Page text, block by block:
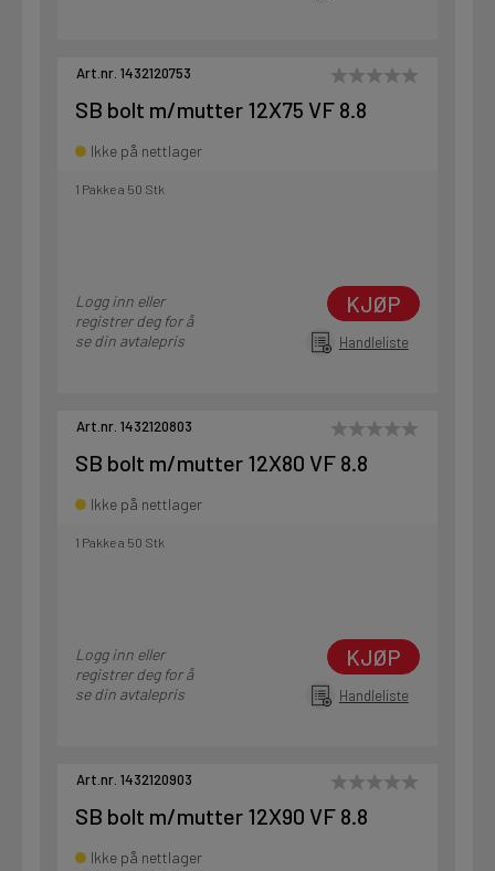
Art.nr. 1432120753
SB bolt m/mutter 12X75 VF 8.8
Ikke på nettlager
1 Pakke a 50 Stk
Logg inn eller
registrer deg for å
se din avtalepris
KJØP
Handleliste
Art.nr. 1432120803
SB bolt m/mutter 12X80 VF 8.8
Ikke på nettlager
1 Pakke a 50 Stk
Logg inn eller
registrer deg for å
se din avtalepris
KJØP
Handleliste
Art.nr. 1432120903
SB bolt m/mutter 12X90 VF 8.8
Ikke på nettlager